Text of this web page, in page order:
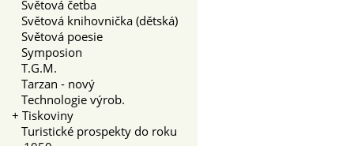
Světová četba
Světová knihovnička (dětská)
Světová poesie
Symposion
T.G.M.
Tarzan - nový
Technologie výrob.
+ Tiskoviny
Turistické prospekty do roku